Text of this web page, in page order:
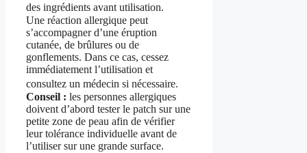
des ingrédients avant utilisation.
Une réaction allergique peut
s’accompagner d’une éruption
cutanée, de brûlures ou de
gonflements. Dans ce cas, cessez
immédiatement l’utilisation et
consultez un médecin si nécessaire.
Conseil : les personnes allergiques
doivent d’abord tester le patch sur une
petite zone de peau afin de vérifier
leur tolérance individuelle avant de
l’utiliser sur une grande surface.